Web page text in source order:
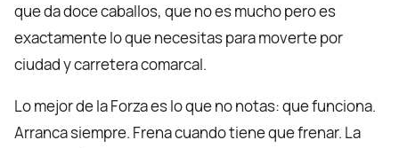
que da doce caballos, que no es mucho pero es
exactamente lo que necesitas para moverte por
ciudad y carretera comarcal.
Lo mejor de la Forza es lo que no notas: que funciona.
Arranca siempre. Frena cuando tiene que frenar. La